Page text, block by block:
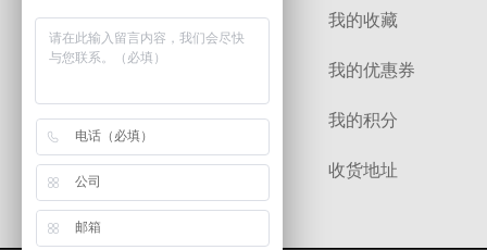
招贤纳士
公司简介
我的收藏
我的优惠券
我的积分
收货地址